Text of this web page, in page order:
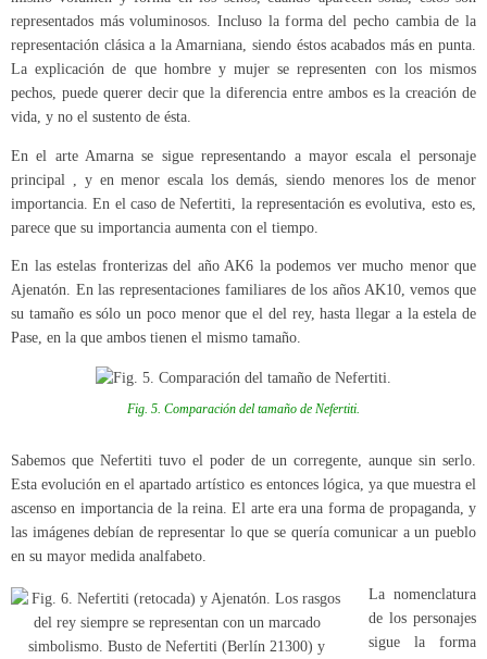
representados más voluminosos. Incluso la forma del pecho cambia de la
representación clásica a la Amarniana, siendo éstos acabados más en punta.
La explicación de que hombre y mujer se representen con los mismos
pechos, puede querer decir que la diferencia entre ambos es la creación de
vida, y no el sustento de ésta.
En el arte Amarna se sigue representando a mayor escala el personaje
principal , y en menor escala los demás, siendo menores los de menor
importancia. En el caso de Nefertiti, la representación es evolutiva, esto es,
parece que su importancia aumenta con el tiempo.
En las estelas fronterizas del año AK6 la podemos ver mucho menor que
Ajenatón. En las representaciones familiares de los años AK10, vemos que
su tamaño es sólo un poco menor que el del rey, hasta llegar a la estela de
Pase, en la que ambos tienen el mismo tamaño.
Fig. 5. Comparación del tamaño de Nefertiti.
Sabemos que Nefertiti tuvo el poder de un corregente, aunque sin serlo.
Esta evolución en el apartado artístico es entonces lógica, ya que muestra el
ascenso en importancia de la reina. El arte era una forma de propaganda, y
las imágenes debían de representar lo que se quería comunicar a un pueblo
en su mayor medida analfabeto.
La nomenclatura
de los personajes
sigue la forma